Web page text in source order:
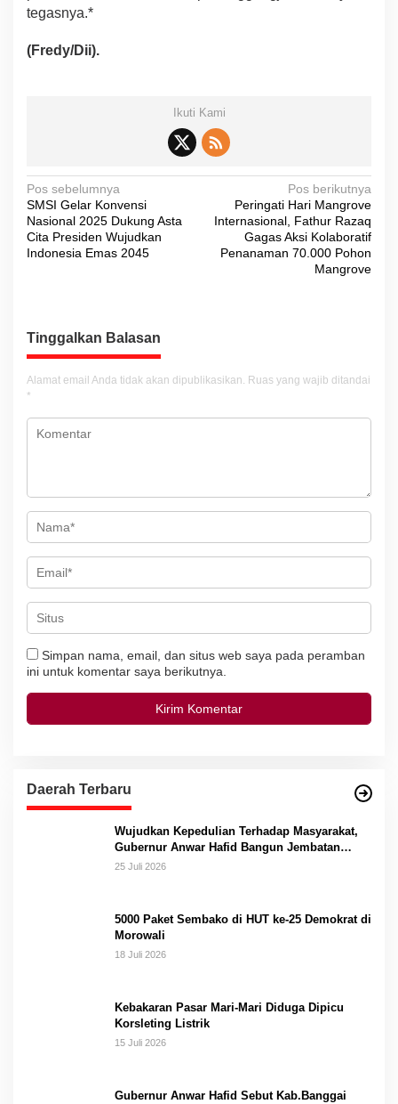
tegasnya.*
(Fredy/Dii).
Ikuti Kami
N
a
v
s
i
p
o
s
Pos sebelumnya
SMSI Gelar Konvensi
Nasional 2025 Dukung Asta
Cita Presiden Wujudkan
Indonesia Emas 2045
Pos berikutnya
Peringati Hari Mangrove
Internasional, Fathur Razaq
Gagas Aksi Kolaboratif
Penanaman 70.000 Pohon
Mangrove
Tinggalkan Balasan
Alamat email Anda tidak akan dipublikasikan. Ruas yang wajib ditandai
*
Simpan nama, email, dan situs web saya pada peramban
ini untuk komentar saya berikutnya.
Daerah Terbaru
Wujudkan Kepedulian Terhadap Masyarakat,
Gubernur Anwar Hafid Bangun Jembatan
Gantung Masungkang dengan Dana Pribadi
25 Juli 2026
5000 Paket Sembako di HUT ke-25 Demokrat di
Morowali
18 Juli 2026
Kebakaran Pasar Mari-Mari Diduga Dipicu
Korsleting Listrik
15 Juli 2026
Gubernur Anwar Hafid Sebut Kab.Banggai